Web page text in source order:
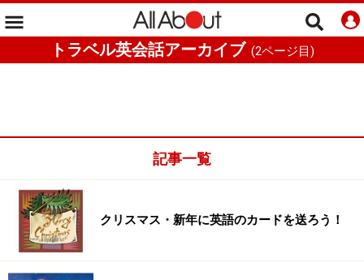
トラベル英会話アーカイブ (2ページ目)
記事一覧
クリスマス・新年に英語のカードを送ろう！